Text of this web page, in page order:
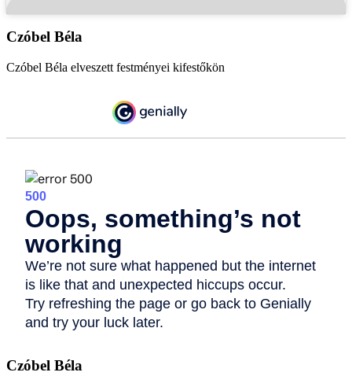
Czóbel Béla
Czóbel Béla elveszett festményei kifestőkön
Czóbel Béla